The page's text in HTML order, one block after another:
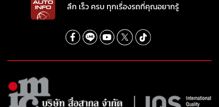
ลึก เร็ว ครบ ทุกเรื่องรถที่คุณอยากรู้